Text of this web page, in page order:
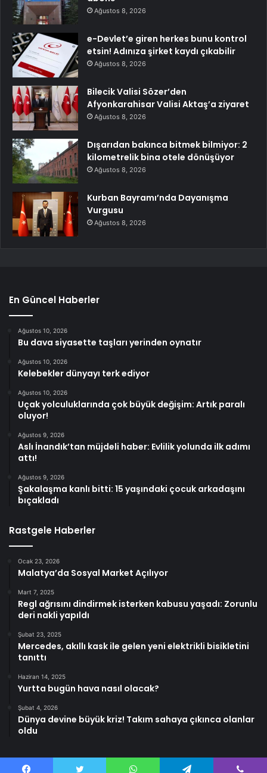
Ağustos 8, 2026
e-Devlet’e giren herkes bunu kontrol
etsin! Adınıza şirket kaydı çıkabilir
Ağustos 8, 2026
Bilecik Valisi Sözer’den
Afyonkarahisar Valisi Aktaş’a ziyaret
Ağustos 8, 2026
Dışarıdan bakınca bitmek bilmiyor: 2
kilometrelik bina otele dönüşüyor
Ağustos 8, 2026
Kurban Bayramı’nda Dayanışma
Vurgusu
Ağustos 8, 2026
En Güncel Haberler
Ağustos 10, 2026
Bu dava siyasette taşları yerinden oynatır
Ağustos 10, 2026
Kelebekler dünyayı terk ediyor
Ağustos 10, 2026
Uçak yolculuklarında çok büyük değişim: Artık paralı
oluyor!
Ağustos 9, 2026
Aslı İnandık’tan müjdeli haber: Evlilik yolunda ilk adımı
attı!
Ağustos 9, 2026
Şakalaşma kanlı bitti: 15 yaşındaki çocuk arkadaşını
bıçakladı
Rastgele Haberler
Ocak 23, 2026
Malatya’da Sosyal Market Açılıyor
Mart 7, 2025
Regl ağrısını dindirmek isterken kabusu yaşadı: Zorunlu
deri nakli yapıldı
Şubat 23, 2025
Mercedes, akıllı kask ile gelen yeni elektrikli bisikletini
tanıttı
Haziran 14, 2025
Yurtta bugün hava nasıl olacak?
Şubat 4, 2026
Dünya devine büyük kriz! Takım sahaya çıkınca olanlar
oldu